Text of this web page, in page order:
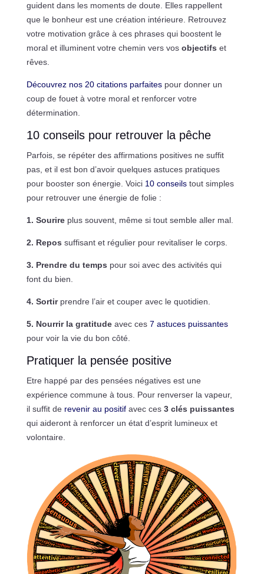
guident dans les moments de doute. Elles rappellent
que le bonheur est une création intérieure. Retrouvez
votre motivation grâce à ces phrases qui boostent le
moral et illuminent votre chemin vers vos objectifs et
rêves.
Découvrez nos 20 citations parfaitespour donner un
coup de fouet à votre moral et renforcer votre
détermination.
10 conseils pour retrouver la pêche
Parfois, se répéter des affirmations positives ne suffit
pas, et il est bon d’avoir quelques astuces pratiques
pour booster son énergie. Voici 10 conseilstout simples
pour retrouver une énergie de folie :
1. Sourireplus souvent, même si tout semble aller mal.
2. Repos suffisant et régulier pour revitaliser le corps.
3. Prendre du temps pour soi avec des activités qui
font du bien.
4. Sortirprendre l’air et couper avec le quotidien.
5. Nourrir la gratitude avec ces 7 astuces puissantes
pour voir la vie du bon côté.
Pratiquer la pensée positive
Etre happé par des pensées négatives est une
expérience commune à tous. Pour renverser la vapeur,
il suffit de revenir au positifavec ces 3 clés puissantes
qui aideront à renforcer un état d’esprit lumineux et
volontaire.